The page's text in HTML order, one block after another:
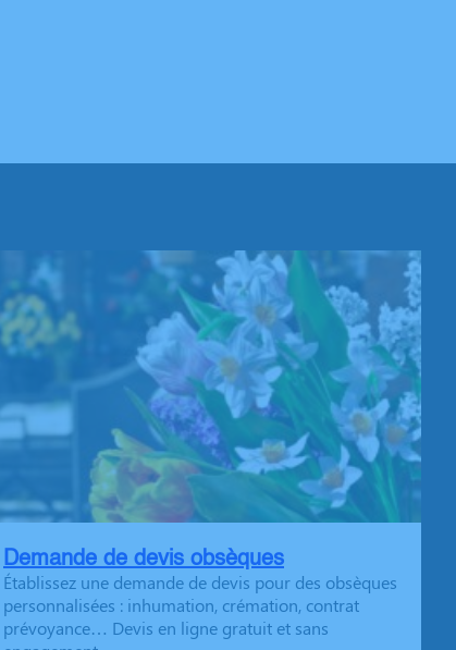
Demande de devis obsèques
Établissez une demande de devis pour des obsèques
personnalisées : inhumation, crémation, contrat
prévoyance… Devis en ligne gratuit et sans